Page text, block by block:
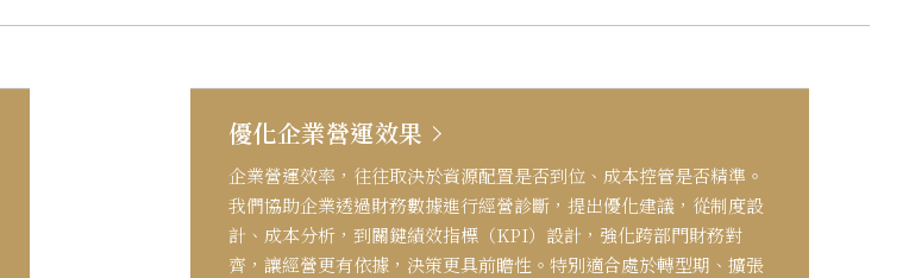
優化企業營運效果
企業營運效率，往往取決於資源配置是否到位、成本控管是否精準。
我們協助企業透過財務數據進行經營診斷，提出優化建議，從制度設
計、成本分析，到關鍵績效指標（KPI）設計，強化跨部門財務對
齊，讓經營更有依據，決策更具前瞻性。特別適合處於轉型期、擴張